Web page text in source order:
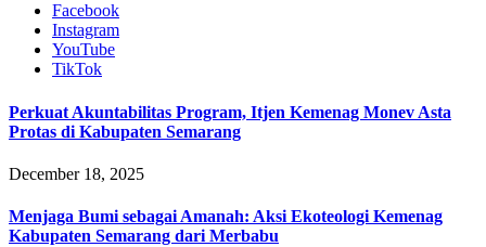
Facebook
Instagram
YouTube
TikTok
Perkuat Akuntabilitas Program, Itjen Kemenag Monev Asta
Protas di Kabupaten Semarang
December 18, 2025
Menjaga Bumi sebagai Amanah: Aksi Ekoteologi Kemenag
Kabupaten Semarang dari Merbabu